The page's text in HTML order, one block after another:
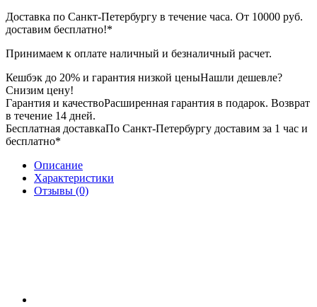
Доставка по Санкт-Петербургу в течение часа. От 10000 руб.
доставим бесплатно!*
Принимаем к оплате наличный и безналичный расчет.
Кешбэк до 20% и гарантия низкой ценыНашли дешевле?
Снизим цену!
Гарантия и качествоРасширенная гарантия в подарок. Возврат
в течение 14 дней.
Бесплатная доставкаПо Санкт-Петербургу доставим за 1 час и
бесплатно*
Описание
Характеристики
Отзывы (0)